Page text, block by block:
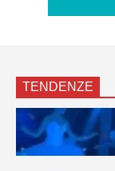
TENDENZE